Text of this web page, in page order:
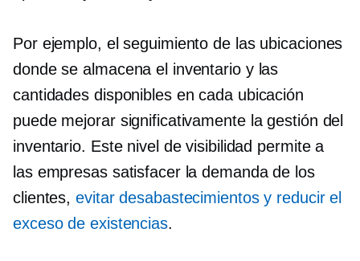
Por ejemplo, el seguimiento de las ubicaciones
donde se almacena el inventario y las
cantidades disponibles en cada ubicación
puede mejorar significativamente la gestión del
inventario. Este nivel de visibilidad permite a
las empresas satisfacer la demanda de los
clientes,evitar desabastecimientos y reducir el
exceso de existencias.